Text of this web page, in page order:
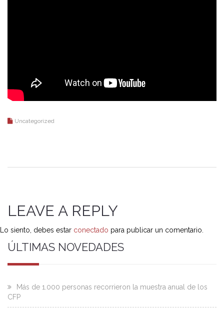
Uncategorized
LEAVE A REPLY
Lo siento, debes estar conectado para publicar un comentario.
ÚLTIMAS NOVEDADES
Más de 1.000 personas recorrieron la muestra anual de los
CFP